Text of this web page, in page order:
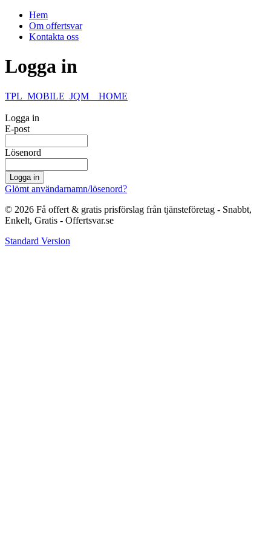
Hem
Om offertsvar
Kontakta oss
Logga in
TPL_MOBILE_JQM__HOME
Logga in
E-post
Lösenord
Glömt användarnamn/lösenord?
© 2026 Få offert & gratis prisförslag från tjänsteföretag - Snabbt,
Enkelt, Gratis - Offertsvar.se
Standard Version